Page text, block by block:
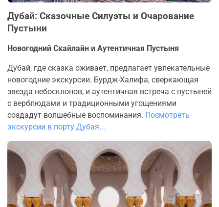
Дубай: Сказочные Силуэты и Очарование
Пустыни
Новогодний Скайлайн и Аутентичная Пустыня
Дубай, где сказка оживает, предлагает увлекательные
новогодние экскурсии. Бурдж-Халифа, сверкающая
звезда небосклонов, и аутентичная встреча с пустыней
с верблюдами и традиционными угощениями
создадут волшебные воспоминания. Посмотреть
экскурсии в порту Дубая...